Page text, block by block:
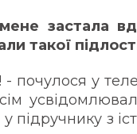
застала
такої
почулося у
підручнику з